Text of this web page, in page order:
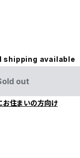
shipping available
out
お住まいの方向け